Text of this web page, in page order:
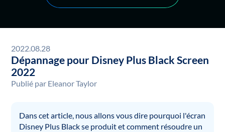
2022.08.28
Dépannage pour Disney Plus Black Screen
2022
Publié par Eleanor Taylor
Dans cet article, nous allons vous dire pourquoi l'écran
Disney Plus Black se produit et comment résoudre un